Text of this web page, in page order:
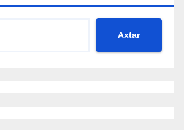
Axtar